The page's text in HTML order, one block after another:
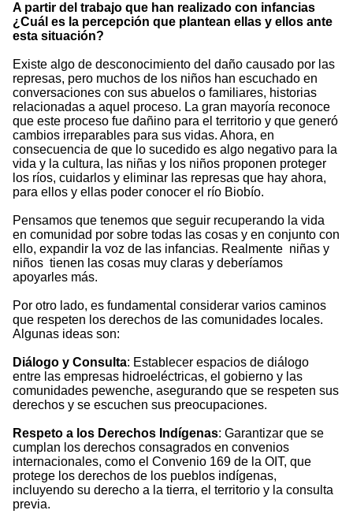
A partir del trabajo que han realizado con infancias
¿Cuál es la percepción que plantean ellas y ellos ante
esta situación?
Existe algo de desconocimiento del daño causado por las
represas, pero muchos de los niños han escuchado en
conversaciones con sus abuelos o familiares, historias
relacionadas a aquel proceso. La gran mayoría reconoce
que este proceso fue dañino para el territorio y que generó
cambios irreparables para sus vidas. Ahora, en
consecuencia de que lo sucedido es algo negativo para la
vida y la cultura, las niñas y los niños proponen proteger
los ríos, cuidarlos y eliminar las represas que hay ahora,
para ellos y ellas poder conocer el río Biobío.
Pensamos que tenemos que seguir recuperando la vida
en comunidad por sobre todas las cosas y en conjunto con
ello, expandir la voz de las infancias. Realmente niñas y
niños tienen las cosas muy claras y deberíamos
apoyarles más.
Por otro lado, es fundamental considerar varios caminos
que respeten los derechos de las comunidades locales.
Algunas ideas son:
Diálogo y Consulta: Establecer espacios de diálogo
entre las empresas hidroeléctricas, el gobierno y las
comunidades pewenche, asegurando que se respeten sus
derechos y se escuchen sus preocupaciones.
Respeto a los Derechos Indígenas: Garantizar que se
cumplan los derechos consagrados en convenios
internacionales, como el Convenio 169 de la OIT, que
protege los derechos de los pueblos indígenas,
incluyendo su derecho a la tierra, el territorio y la consulta
previa.